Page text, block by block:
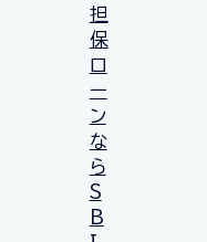
担
保
ロ
ー
ン
な
ら
S
B